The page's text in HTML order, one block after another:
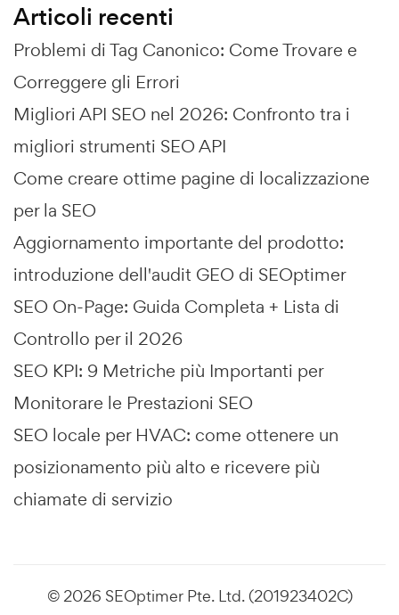
Articoli recenti
Problemi di Tag Canonico: Come Trovare e
Correggere gli Errori
Migliori API SEO nel 2026: Confronto tra i
migliori strumenti SEO API
Come creare ottime pagine di localizzazione
per la SEO
Aggiornamento importante del prodotto:
introduzione dell'audit GEO di SEOptimer
SEO On-Page: Guida Completa + Lista di
Controllo per il 2026
SEO KPI: 9 Metriche più Importanti per
Monitorare le Prestazioni SEO
SEO locale per HVAC: come ottenere un
posizionamento più alto e ricevere più
chiamate di servizio
© 2026 SEOptimer Pte. Ltd. (201923402C)